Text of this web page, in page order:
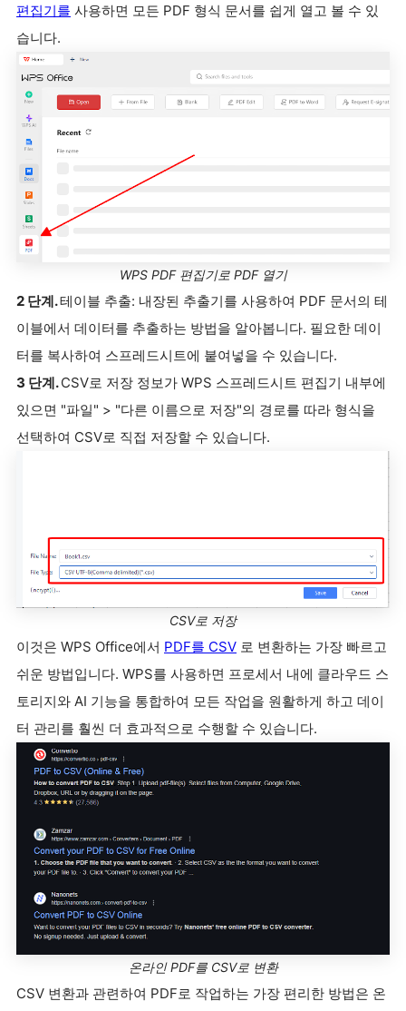
편집기를 사용하면 모든 PDF 형식 문서를 쉽게 열고 볼 수 있
습니다.
WPS PDF 편집기로 PDF 열기
2 단계.테이블 추출: 내장된 추출기를 사용하여 PDF 문서의 테
이블에서 데이터를 추출하는 방법을 알아봅니다. 필요한 데이
터를 복사하여 스프레드시트에 붙여넣을 수 있습니다.
3 단계.CSV로 저장 정보가 WPS 스프레드시트 편집기 내부에
있으면 "파일" > "다른 이름으로 저장"의 경로를 따라 형식을
선택하여 CSV로 직접 저장할 수 있습니다.
CSV로 저장
이것은 WPS Office에서 PDF를 CSV 로 변환하는 가장 빠르고
쉬운 방법입니다. WPS를 사용하면 프로세서 내에 클라우드 스
토리지와 AI 기능을 통합하여 모든 작업을 원활하게 하고 데이
터 관리를 훨씬 더 효과적으로 수행할 수 있습니다.
온라인 PDF를 CSV로 변환
CSV 변환과 관련하여 PDF로 작업하는 가장 편리한 방법은 온